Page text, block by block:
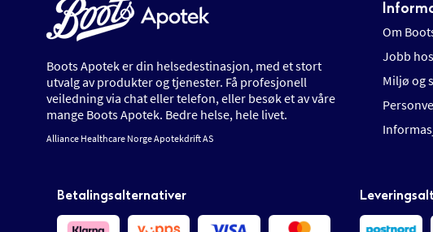
Boots Apotek er din helsedestinasjon, med et stort
utvalg av produkter og tjenester. Få profesjonell
veiledning via chat eller telefon, eller besøk et av våre
mange Boots Apotek. Bedre helse, hele livet.
Alliance Healthcare Norge Apotekdrift AS
Om
Jobb
Miljø og
Betalingsalternativer